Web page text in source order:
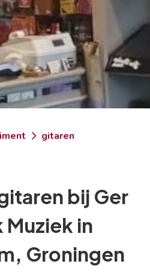
gitaren
bij Ger
Muziek in
Groningen